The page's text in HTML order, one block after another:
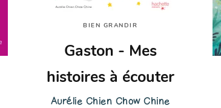
BIEN GRANDIR
Gaston - Mes
histoires à écouter
Aurélie Chien Chow Chine